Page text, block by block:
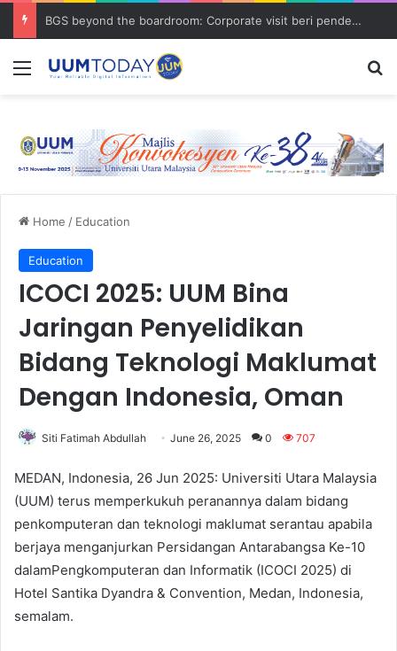
BGS beyond the boardroom: Corporate visit beri pendedahan dunia korporat kepada PELAJAR UUM
Menu
Home / Education
Education
ICOCI 2025: UUM Bina
Jaringan Penyelidikan
Bidang Teknologi Maklumat
Dengan Indonesia, Oman
Siti Fatimah Abdullah June 26, 2025 0 707
MEDAN, Indonesia, 26 Jun 2025: Universiti Utara Malaysia
(UUM) terus memperkukuh peranannya dalam bidang
penkomputeran dan teknologi maklumat serantau apabila
berjaya menganjurkan Persidangan Antarabangsa Ke-10
dalamPengkomputeran dan Informatik (ICOCI 2025) di
Hotel Santika Dyandra & Convention, Medan, Indonesia,
semalam.